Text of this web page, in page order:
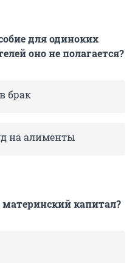
для одиноких
оно не полагается?
брак
на алименты
капитал?